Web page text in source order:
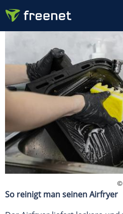
©
So reinigt man seinen Airfryer